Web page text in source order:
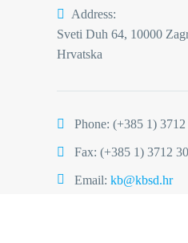
Address:
Sveti Duh 64, 10000
Hrvatska
Phone: (+385 1) 3712
Fax: (+385 1) 3712
Email: kb@kbsd.hr